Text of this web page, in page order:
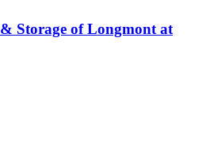
Storage of Longmont at